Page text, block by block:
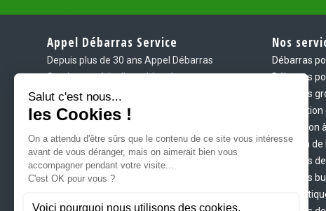
Appel Débarras Service
Depuis plus de 30 ans Appel Débarras
Service, est à la disposition des
particuliers et des professionnels pour
tous les débarras d’appartements, de
situés en Île-de-France.
Notre entreprise Appel Débarras
Service, évacue toutes sortes
Nos
Débarras
Débarras
Débarras
Démolition
Location de
Débarras
Débarras